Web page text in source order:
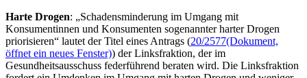
Harte Drogen: „Schadensminderung im Umgang mit
Konsumentinnen und Konsumenten sogenannter harter Drogen
priorisieren“ lautet der Titel eines Antrags (20/2577(Dokument,
öffnet ein neues Fenster)) der Linksfraktion, der im
Gesundheitsausschuss federführend beraten wird. Die Linksfraktion